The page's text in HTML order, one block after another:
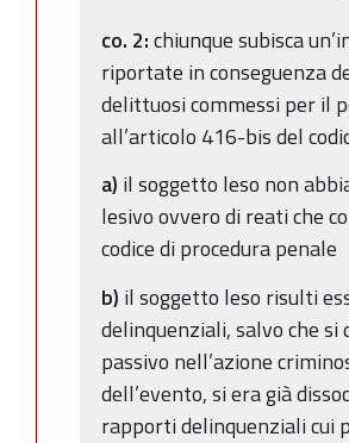
co. 2:chiunque subisca
riportate in conseguenza
delittuosi commessi per il
all’articolo 416-bis del
a) il soggetto leso non
lesivo ovvero di reati che
codice di procedura penale
b) il soggetto leso risulti
delinquenziali, salvo che
passivo nell’azione
dell’evento, si era già
rapporti delinquenziali cui